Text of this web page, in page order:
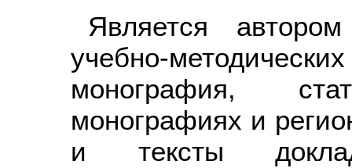
Является
учебно-
монография,
монографиях и
и тексты